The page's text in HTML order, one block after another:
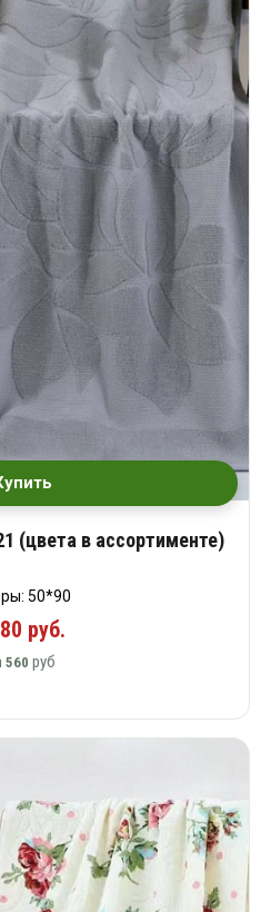
(цвета в ассортименте)
50*90
руб.
560 руб